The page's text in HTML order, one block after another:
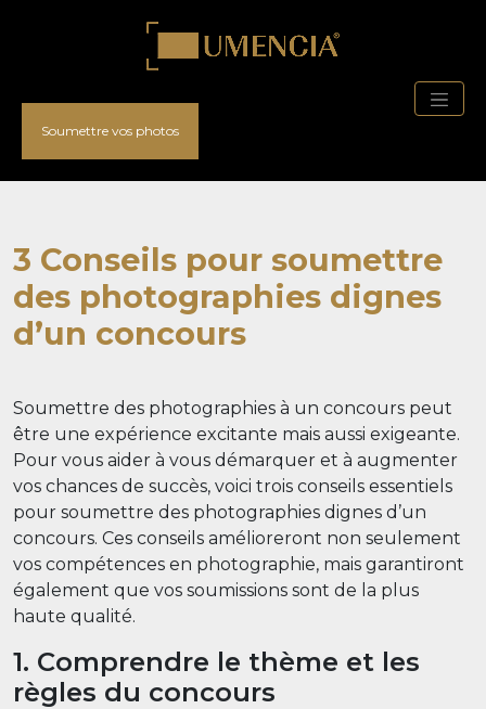
Soumettre vos photos
3 Conseils pour soumettre
des photographies dignes
d’un concours
Soumettre des photographies à un concours peut
être une expérience excitante mais aussi exigeante.
Pour vous aider à vous démarquer et à augmenter
vos chances de succès, voici trois conseils essentiels
pour soumettre des photographies dignes d’un
concours. Ces conseils amélioreront non seulement
vos compétences en photographie, mais garantiront
également que vos soumissions sont de la plus
haute qualité.
1. Comprendre le thème et les
règles du concours